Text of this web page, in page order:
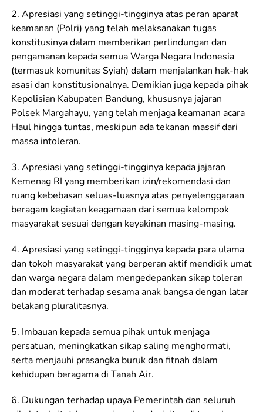
2. Apresiasi yang setinggi-tingginya atas peran aparat
keamanan (Polri) yang telah melaksanakan tugas
konstitusinya dalam memberikan perlindungan dan
pengamanan kepada semua Warga Negara Indonesia
(termasuk komunitas Syiah) dalam menjalankan hak-hak
asasi dan konstitusionalnya. Demikian juga kepada pihak
Kepolisian Kabupaten Bandung, khususnya jajaran
Polsek Margahayu, yang telah menjaga keamanan acara
Haul hingga tuntas, meskipun ada tekanan massif dari
massa intoleran.
3. Apresiasi yang setinggi-tingginya kepada jajaran
Kemenag RI yang memberikan izin/rekomendasi dan
ruang kebebasan seluas-luasnya atas penyelenggaraan
beragam kegiatan keagamaan dari semua kelompok
masyarakat sesuai dengan keyakinan masing-masing.
4. Apresiasi yang setinggi-tingginya kepada para ulama
dan tokoh masyarakat yang berperan aktif mendidik umat
dan warga negara dalam mengedepankan sikap toleran
dan moderat terhadap sesama anak bangsa dengan latar
belakang pluralitasnya.
5. Imbauan kepada semua pihak untuk menjaga
persatuan, meningkatkan sikap saling menghormati,
serta menjauhi prasangka buruk dan fitnah dalam
kehidupan beragama di Tanah Air.
6. Dukungan terhadap upaya Pemerintah dan seluruh